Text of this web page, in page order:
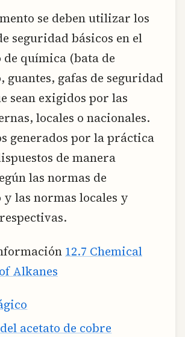
se deben utilizar los
seguridad básicos en el
química (bata de
gafas de seguridad
sean exigidos por las
locales o nacionales.
generados por la práctica
de manera
las normas de
las normas locales y
12.7 Chemical
Alkanes
acetato de cobre